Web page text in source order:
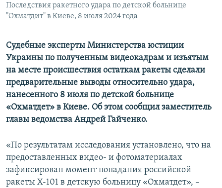
Все сайты RFE/RL
Последствия ракетного удара по детской больнице
"Охматдит" в Киеве, 8 июля 2024 года
Судебные эксперты Министерства юстиции
Украины по полученным видеокадрам и изъятым
на месте происшествия остаткам ракеты сделали
предварительные выводы относительно удара,
нанесенного 8 июля по детской больнице
«Охматдет» в Киеве. Об этом сообщил заместитель
главы ведомства Андрей Гайченко.
«По результатам исследования установлено, что на
предоставленных видео- и фотоматериалах
зафиксирован момент попадания российской
ракеты Х-101 в детскую больницу «Охматдет», –